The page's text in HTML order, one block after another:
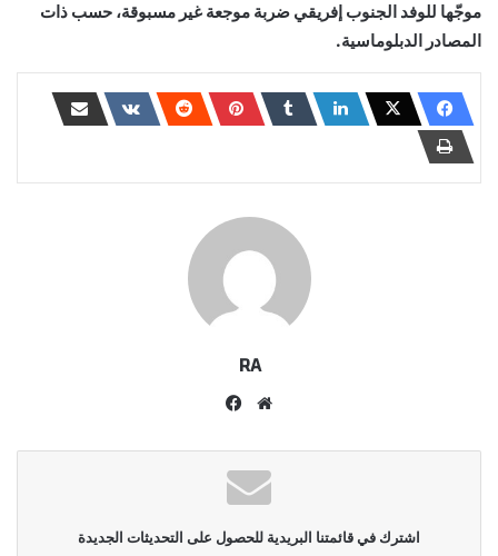
موجّها للوفد الجنوب إفريقي ضربة موجعة غير مسبوقة، حسب ذات
المصادر الدبلوماسية.
RA
موقع
اشترك في قائمتنا البريدية للحصول على التحديثات الجديدة